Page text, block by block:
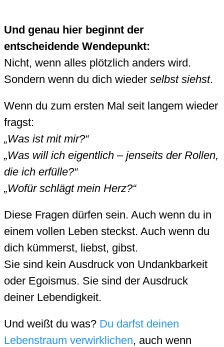
Und genau hier beginnt der
entscheidende Wendepunkt:
Nicht, wenn alles plötzlich anders wird.
Sondern wenn du dich wieder selbst siehst.
Wenn du zum ersten Mal seit langem wieder
fragst:
„Was ist mit mir?“
„Was will ich eigentlich – jenseits der Rollen,
die ich erfülle?“
„Wofür schlägt mein Herz?“
Diese Fragen dürfen sein. Auch wenn du in
einem vollen Leben steckst. Auch wenn du
dich kümmerst, liebst, gibst.
Sie sind kein Ausdruck von Undankbarkeit
oder Egoismus. Sie sind der Ausdruck
deiner Lebendigkeit.
Und weißt du was? Du darfst deinen
Lebenstraum verwirklichen, auch wenn